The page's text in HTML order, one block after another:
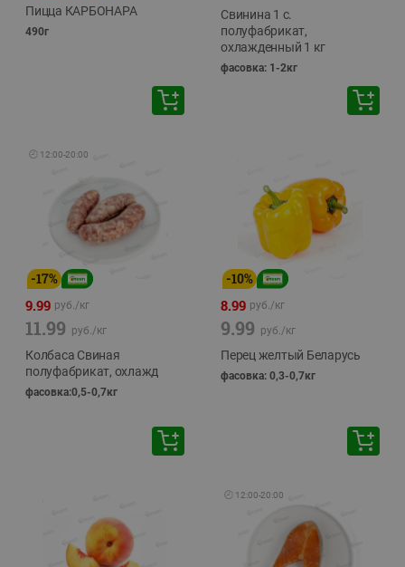
Пицца КАРБОНАРА
490г
Свинина 1 с.
полуфабрикат,
охлажденный 1 кг
фасовка: 1-2кг
🕘 12:00-20:00
-17%
9.99 руб./кг
11.99 руб./кг
Колбаса Свиная
полуфабрикат, охлажд
фасовка:0,5-0,7кг
-10%
8.99 руб./кг
9.99 руб./кг
Перец желтый Беларусь
фасовка: 0,3-0,7кг
🕘 12:00-20:00